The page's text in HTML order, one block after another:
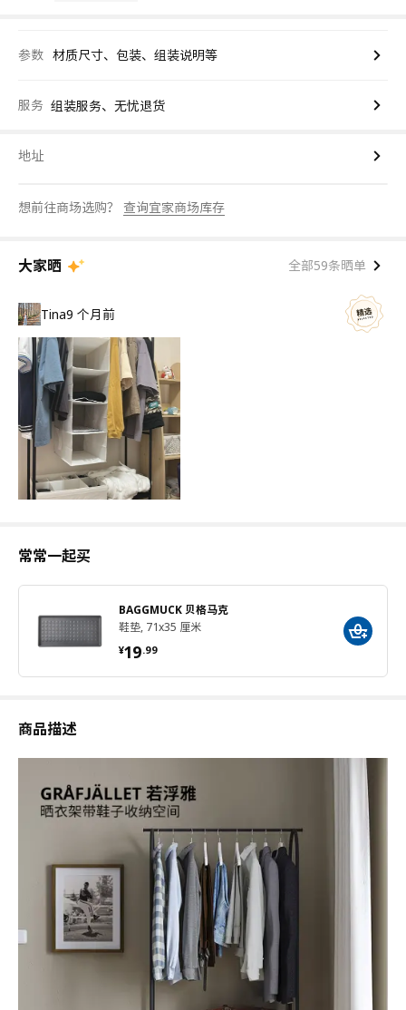
参数 材质尺寸、包装、组装说明等
服务 组装服务、无忧退货
地址
想前往商场选购？ 查询宜家商场库存
大家晒 全部59条晒单
Tina9 个月前
常常一起买
BAGGMUCK 贝格马克
鞋垫, 71x35 厘米
¥19.99
¥ 19.99
商品描述